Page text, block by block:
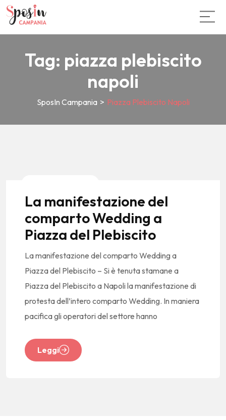
Tag: piazza plebiscito
napoli
SposIn Campania > Piazza Plebiscito Napoli
La manifestazione del
comparto Wedding a
Piazza del Plebiscito
La manifestazione del comparto Wedding a
Piazza del Plebiscito – Si è tenuta stamane a
Piazza del Plebiscito a Napoli la manifestazione di
protesta dell’intero comparto Wedding. In maniera
pacifica gli operatori del settore hanno
Leggi